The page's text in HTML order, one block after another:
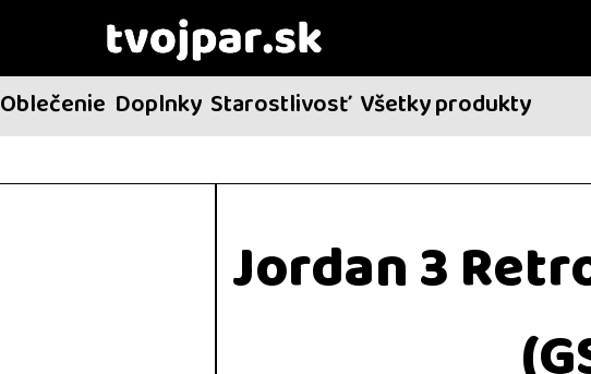
Oblečenie Doplnky Starostlivosť Všetky produkty
Jordan 3